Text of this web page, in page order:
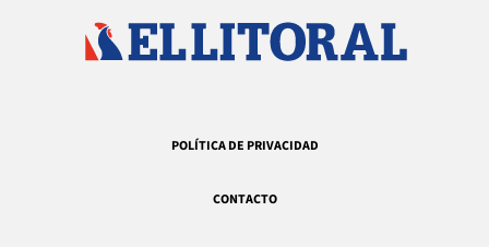
POLÍTICA DE PRIVACIDAD
CONTACTO